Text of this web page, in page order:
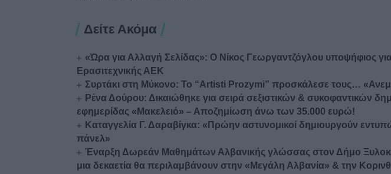
Δείτε Ακόμα
«Ώρα για Αλλαγή Σελίδας»: Ο Νίκος Γεωργαντζόγλου υποψήφιος
Ερασιτεχνικής ΑΕΚ
Συρτάκι στη Μύκονο: Το “Artisti Prozymi” προσκάλεσε τους…
Ρένα Δούρου: Δικαιώθηκε για σειρά σεξιστικών & συκοφαντικών
εφημερίδας «Μακελειό» – Αποζημίωση άνω των 35.000 ευρώ!
Καταγγελία Γ. Δαραβίγκα: «Πρώην αστυνομικοί δημιουργούν
πάνελ»
Έναρξη Δωρεάν Μαθημάτων Αλβανικής γλώσσας στον Δήμο
μια δεκαετία θα περιλαμβάνουν στην «Μεγάλη Αλβανία» & την